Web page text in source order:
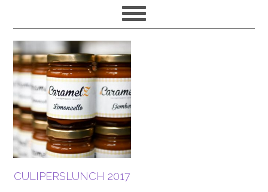
CULIPERSLUNCH 2017